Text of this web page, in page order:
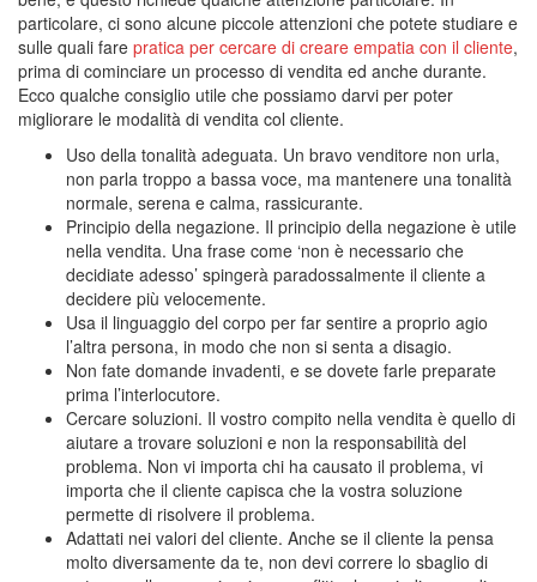
particolare, ci sono alcune piccole attenzioni che potete studiare e
sulle quali fare pratica per cercare di creare empatia con il cliente,
prima di cominciare un processo di vendita ed anche durante.
Ecco qualche consiglio utile che possiamo darvi per poter
migliorare le modalità di vendita col cliente.
Uso della tonalità adeguata. Un bravo venditore non urla,
non parla troppo a bassa voce, ma mantenere una tonalità
normale, serena e calma, rassicurante.
Principio della negazione. Il principio della negazione è utile
nella vendita. Una frase come ‘non è necessario che
decidiate adesso’ spingerà paradossalmente il cliente a
decidere più velocemente.
Usa il linguaggio del corpo per far sentire a proprio agio
l’altra persona, in modo che non si senta a disagio.
Non fate domande invadenti, e se dovete farle preparate
prima l’interlocutore.
Cercare soluzioni. Il vostro compito nella vendita è quello di
aiutare a trovare soluzioni e non la responsabilità del
problema. Non vi importa chi ha causato il problema, vi
importa che il cliente capisca che la vostra soluzione
permette di risolvere il problema.
Adattati nei valori del cliente. Anche se il cliente la pensa
molto diversamente da te, non devi correre lo sbaglio di